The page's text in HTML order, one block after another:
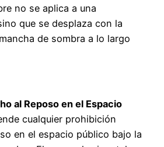
no se aplica a una
que se desplaza con la
de sombra a lo largo
al Reposo en el Espacio
cualquier prohibición
en el espacio público bajo la